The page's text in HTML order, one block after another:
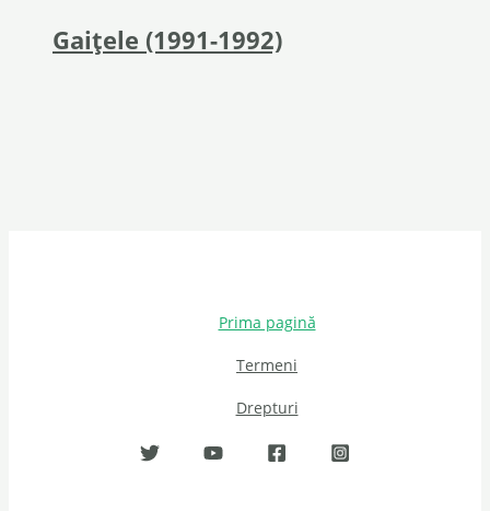
Gaițele (1991-1992)
Prima pagină
Termeni
Drepturi